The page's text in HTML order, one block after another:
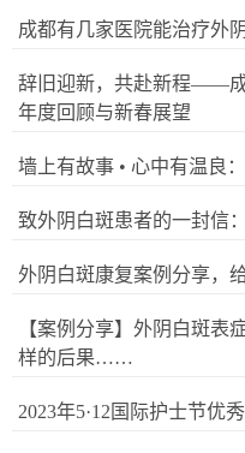
成都有几家医院能治疗外
辞旧迎新，共赴新程——
年度回顾与新春展望
墙上有故事 • 心中有温良
致外阴白斑患者的一封信
外阴白斑康复案例分享，
【案例分享】外阴白斑表
样的后果……
2023年5·12国际护士节优